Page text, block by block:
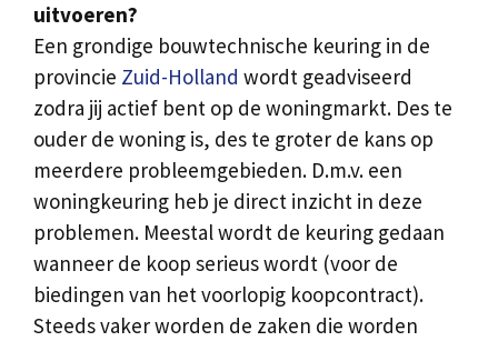
uitvoeren?
Een grondige bouwtechnische keuring in de
provincie Zuid-Holland wordt geadviseerd
zodra jij actief bent op de woningmarkt. Des te
ouder de woning is, des te groter de kans op
meerdere probleemgebieden. D.m.v. een
woningkeuring heb je direct inzicht in deze
problemen. Meestal wordt de keuring gedaan
wanneer de koop serieus wordt (voor de
biedingen van het voorlopig koopcontract).
Steeds vaker worden de zaken die worden